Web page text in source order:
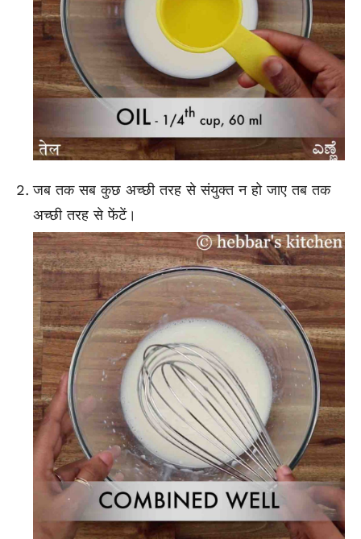
जब तक सब कुछ अच्छी तरह से संयुक्त न हो जाए तब तक
अच्छी तरह से फेंटें।